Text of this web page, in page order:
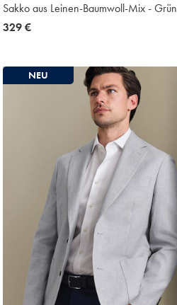
Sakko aus Leinen-Baumwoll-Mix - Grün
now
329 €
NEU